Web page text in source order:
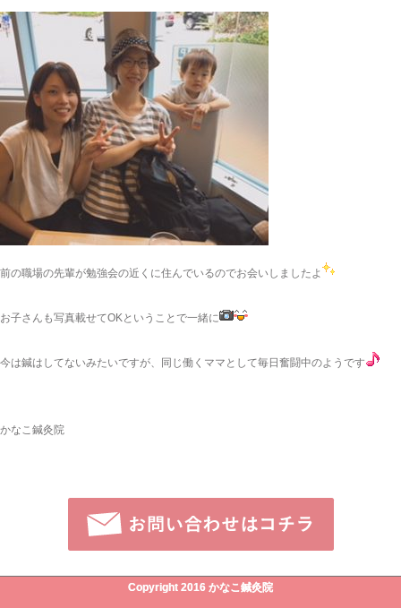
前の職場の先輩が勉強会の近くに住んでいるのでお会いしましたよ
お子さんも写真載せてOKということで一緒に
今は鍼はしてないみたいですが、同じ働くママとして毎日奮闘中のようです
かなこ鍼灸院
Copyright 2016 かなこ鍼灸院